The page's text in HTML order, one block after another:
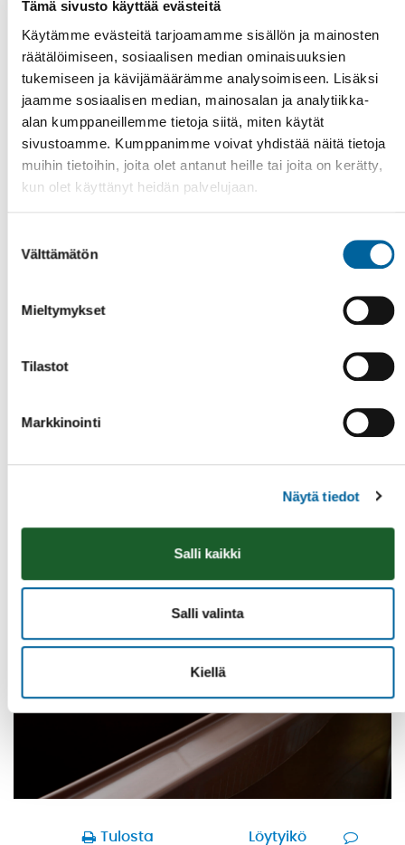
Tämä sivusto käyttää evästeitä
Käytämme evästeitä tarjoamamme sisällön ja mainosten
räätälöimiseen, sosiaalisen median ominaisuuksien
tukemiseen ja kävijämäärämme analysoimiseen. Lisäksi
jaamme sosiaalisen median, mainosalan ja analytiikka-
alan kumppaneillemme tietoja siitä, miten käytät
sivustoamme. Kumppanimme voivat yhdistää näitä tietoja
muihin tietoihin, joita olet antanut heille tai joita on kerätty,
kun olet käyttänyt heidän palvelujaan.
valinta
Välttämätön
Mieltymykset
Tilastot
Markkinointi
Näytä tiedot
Salli kaikki
Salli valinta
Kiellä
Tämä sivu on käännetty automaattisesti
epätarkkuuksia.
Oikeudellisesti sitova ja ajantasainen tieto löytyy
sivun alkuperäisestä suomenkielisestä versiosta.
Kunta ei vastaa automaattisen käännöksen
Tulosta
Löytyikö